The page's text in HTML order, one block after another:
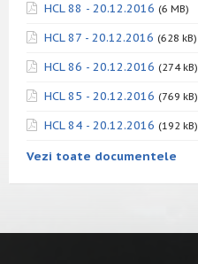
HCL 88 - 20.12.2016 (6 MB)
HCL 87 - 20.12.2016 (628 kB)
HCL 86 - 20.12.2016 (274 kB)
HCL 85 - 20.12.2016 (769 kB)
HCL 84 - 20.12.2016 (192 kB)
Vezi toate documentele